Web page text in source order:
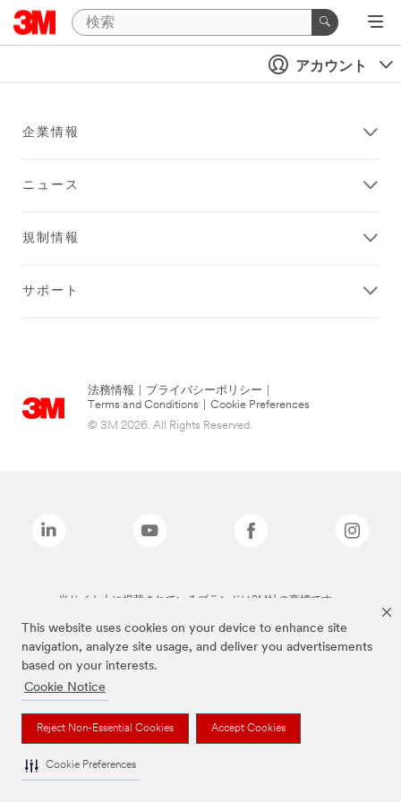
This website uses cookies on your device to enhance site
navigation, analyze site usage, and deliver you advertisements
based on your interests.
Cookie Notice
Reject Non-Essential Cookies Accept Cookies
Cookie Preferences
アカウント
企業情報
ニュース
規制情報
サポート
法務情報 プライバシーポリシー
Terms and Conditions
Cookie Preferences
© 3M 2026. All Rights Reserved.
当サイト上に掲載されているブランドは3M社の商標です。